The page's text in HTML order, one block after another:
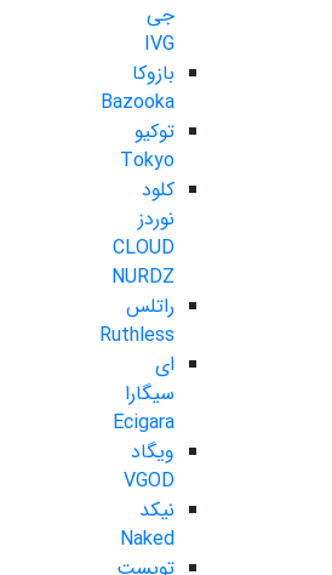
جی
IVG
بازوکا
Bazooka
توکیو
Tokyo
کلود
نوردز
CLOUD
NURDZ
راتلس
Ruthless
ای
سیگارا
Ecigara
ویگاد
VGOD
نیکد
Naked
تویست